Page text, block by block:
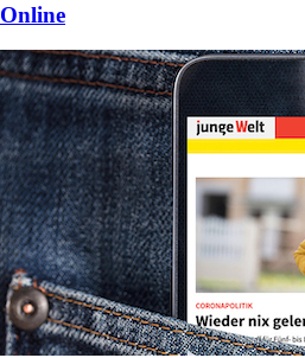
Online